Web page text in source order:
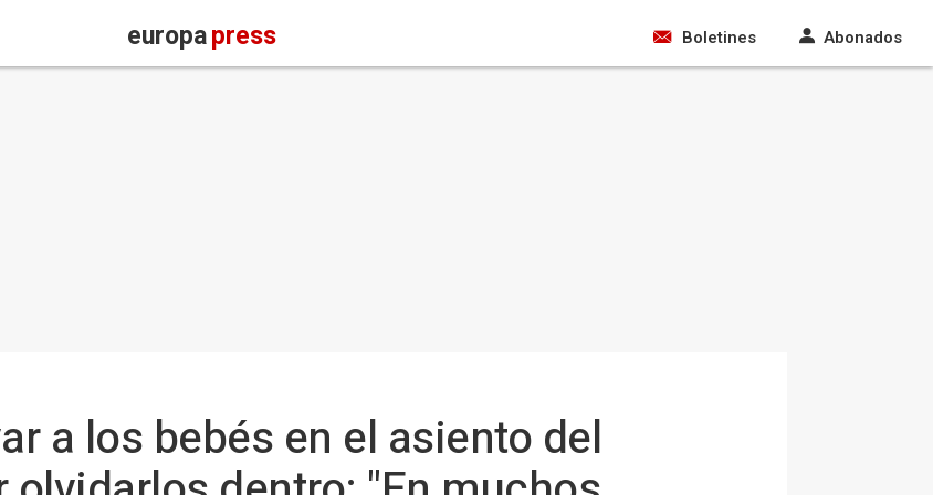
europapress Boletines Abonados
a los bebés en el asiento del